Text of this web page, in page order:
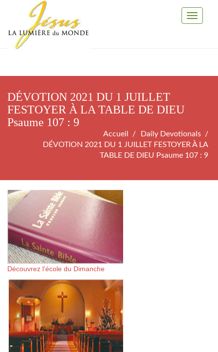
Toggle
DÉVOTION 2021 DU 1 JUILLET
FESTOYER À LA TABLE DE DIEU
Psaume 107 : 9
Accueil
Daily Devotionals
DÉVOTION 2021 DU 1 JUILLET FESTOYER À LA
TABLE DE DIEU Psaume 107 : 9
Découvrez l’école du Dimanche